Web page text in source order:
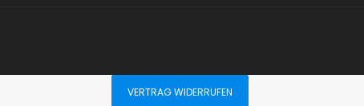
VERTRAG WIDERRUFEN